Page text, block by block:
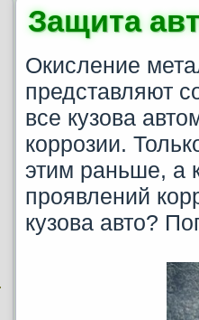
Защита
Окисление
представляют
все кузова
коррозии.
этим раньше, а
проявлений
кузова авто?